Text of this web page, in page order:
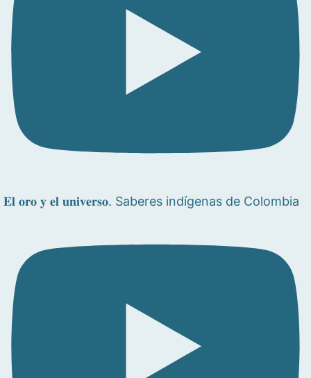
𝐄𝐥 𝐨𝐫𝐨 𝐲 𝐞𝐥 𝐮𝐧𝐢𝐯𝐞𝐫𝐬𝐨. Saberes indígenas de Colombia